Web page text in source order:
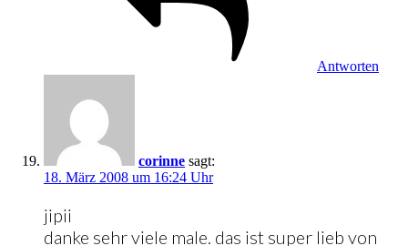
Antworten
corinne sagt:
18. März 2008 um 16:24 Uhr
jipii
danke sehr viele male. das ist super lieb von